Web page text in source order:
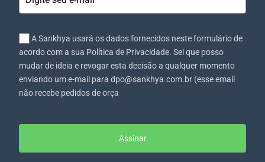
A Sankhya usará os dados fornecidos neste formulário de
acordo com a sua Política de Privacidade. Sei que posso
mudar de ideia e revogar esta decisão a qualquer momento
enviando um e-mail para dpo@sankhya.com.br (esse email
não recebe pedidos de orça
Assinar